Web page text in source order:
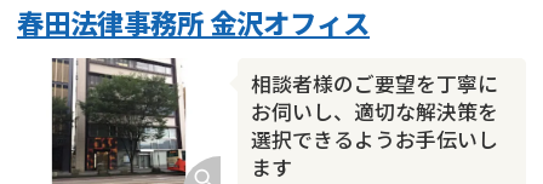
相談者様のご要望を丁寧に
お伺いし、適切な解決策を
選択できるようお手伝いし
ます
春田法律事務所 金沢オフィス